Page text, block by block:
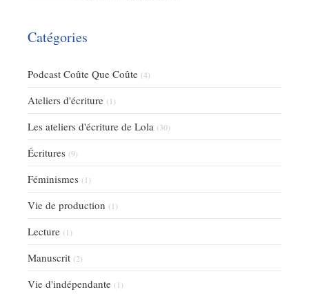
Catégories
Podcast Coûte Que Coûte (4)
Ateliers d'écriture (1)
Les ateliers d'écriture de Lola (30)
Écritures (9)
Féminismes (1)
Vie de production (1)
Lecture (1)
Manuscrit (2)
Vie d'indépendante (1)